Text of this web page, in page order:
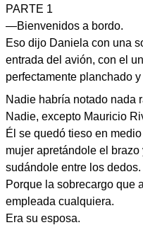
PARTE 1
—Bienvenidos a bordo.
Eso dijo Daniela con una
entrada del avión, con el
perfectamente planchado
Nadie habría notado nada
Nadie, excepto Mauricio
Él se quedó tieso en
mujer apretándole el
sudándole entre los dedos.
Porque la sobrecargo que
empleada cualquiera.
Era su esposa.